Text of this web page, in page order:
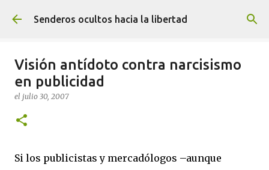
Ir al contenido principal
Senderos ocultos hacia la libertad
Visión antídoto contra narcisismo
en publicidad
el julio 30, 2007
Si los publicistas y mercadólogos –aunque